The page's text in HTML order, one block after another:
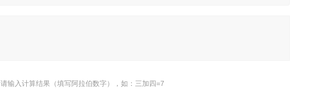
请输入计算结果（填写阿拉伯数字），如：三加四=7